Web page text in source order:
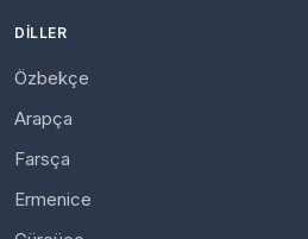
DILLER
Özbekçe
Arapça
Farsça
Ermenice